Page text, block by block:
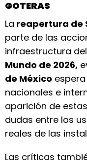
GOTERAS
La reapertura de
parte de las
infraestructura del
Mundo de 2026,
de México
nacionales e
aparición de
dudas entre los
reales de las
Las críticas